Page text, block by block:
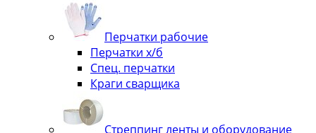
Перчатки рабочие
Перчатки х/б
Спец. перчатки
Краги сварщика
Стреппинг ленты и оборудование